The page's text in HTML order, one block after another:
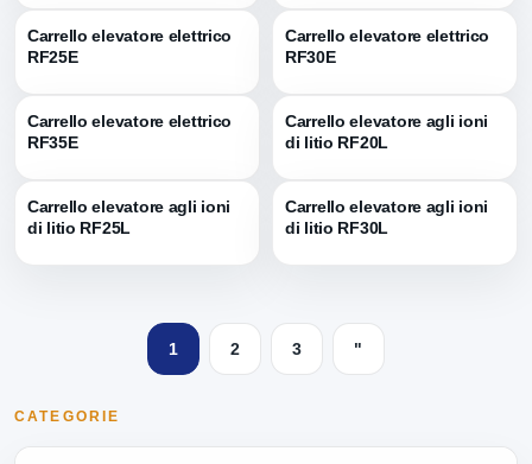
CATEGORIE
Carrello elevatore elettrico
RF25E
Carrello elevatore elettrico
RF30E
Carrello elevatore elettrico
RF35E
Carrello elevatore agli ioni
di litio RF20L
Carrello elevatore agli ioni
di litio RF25L
Carrello elevatore agli ioni
di litio RF30L
1 2 3 "